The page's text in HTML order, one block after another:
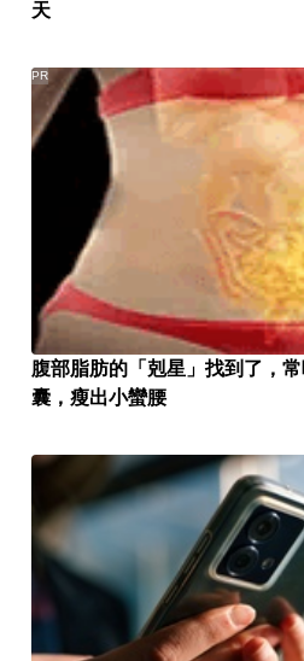
天
腹部脂肪的「剋星」找到了，
囊，瘦出小蠻腰
PR